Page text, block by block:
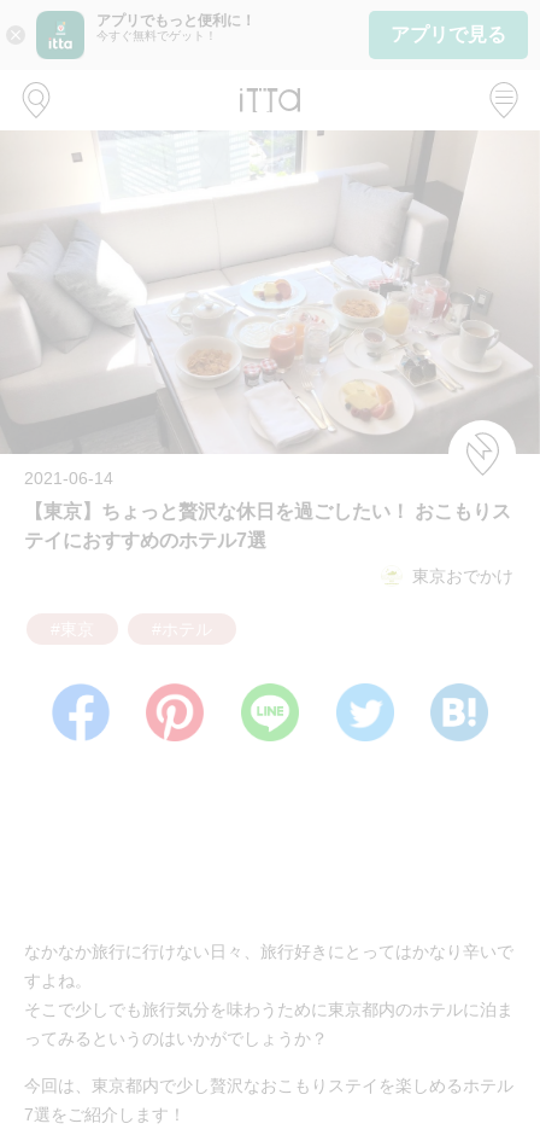
close
アプリでもっと便利に！
今すぐ無料でゲット！ アプリで見る
2021-06-14
【東京】ちょっと贅沢な休日を過ごしたい！ おこもりス
テイにおすすめのホテル7選
東京おでかけ
なかなか旅行に行けない日々、旅行好きにとってはかなり辛いで
すよね。
そこで少しでも旅行気分を味わうために東京都内のホテルに泊ま
ってみるというのはいかがでしょうか？
今回は、東京都内で少し贅沢なおこもりステイを楽しめるホテル
7選をご紹介します！